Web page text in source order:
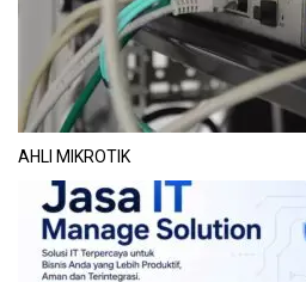
AHLI MIKROTIK